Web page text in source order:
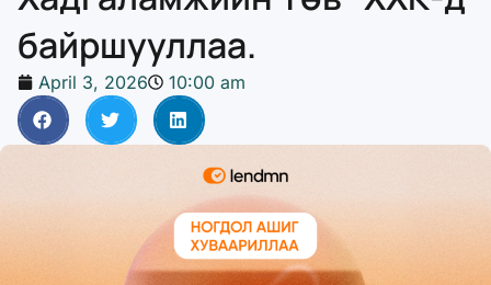
байршууллаа.
April 3, 2026 10:00 am